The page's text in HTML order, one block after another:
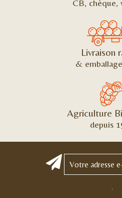
CB, chèque,
Livraison
&
Agriculture
depuis
.